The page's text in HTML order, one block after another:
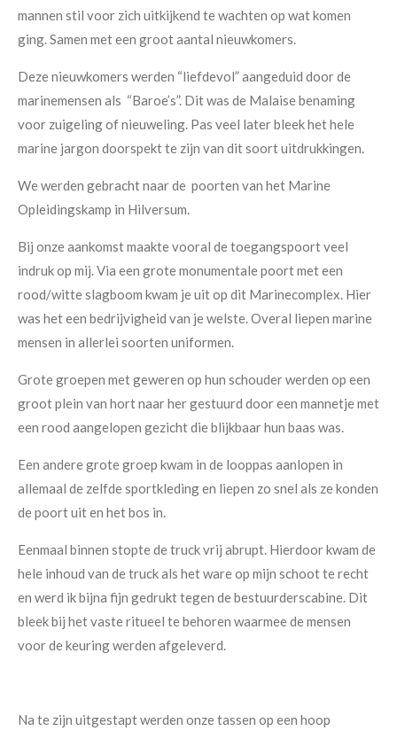
mannen stil voor zich uitkijkend te wachten op wat komen
ging. Samen met een groot aantal nieuwkomers.
Deze nieuwkomers werden “liefdevol” aangeduid door de
marinemensen als “Baroe’s”. Dit was de Malaise benaming
voor zuigeling of nieuweling. Pas veel later bleek het hele
marine jargon doorspekt te zijn van dit soort uitdrukkingen.
We werden gebracht naar de poorten van het Marine
Opleidingskamp in Hilversum.
Bij onze aankomst maakte vooral de toegangspoort veel
indruk op mij. Via een grote monumentale poort met een
rood/witte slagboom kwam je uit op dit Marinecomplex. Hier
was het een bedrijvigheid van je welste. Overal liepen marine
mensen in allerlei soorten uniformen.
Grote groepen met geweren op hun schouder werden op een
groot plein van hort naar her gestuurd door een mannetje met
een rood aangelopen gezicht die blijkbaar hun baas was.
Een andere grote groep kwam in de looppas aanlopen in
allemaal de zelfde sportkleding en liepen zo snel als ze konden
de poort uit en het bos in.
Eenmaal binnen stopte de truck vrij abrupt. Hierdoor kwam de
hele inhoud van de truck als het ware op mijn schoot te recht
en werd ik bijna fijn gedrukt tegen de bestuurderscabine. Dit
bleek bij het vaste ritueel te behoren waarmee de mensen
voor de keuring werden afgeleverd.
Na te zijn uitgestapt werden onze tassen op een hoop